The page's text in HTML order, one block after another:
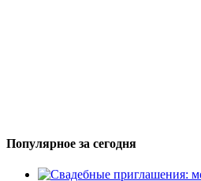
Популярное за сегодня